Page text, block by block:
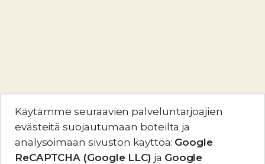
Käytämme seuraavien palveluntarjoajien
evästeitäsuojautumaan boteilta ja
analysoimaan sivuston käyttöä: Google
ReCAPTCHA (Google LLC) ja Google